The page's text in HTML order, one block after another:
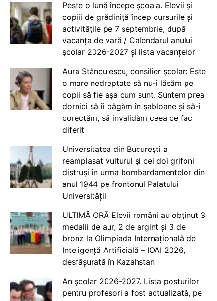
Peste o lună începe școala. Elevii și
copiii de grădiniță încep cursurile și
activitățile pe 7 septembrie, după
vacanța de vară / Calendarul anului
școlar 2026-2027 și lista vacanțelor
Aura Stănculescu, consilier școlar: Este
o mare nedreptate să nu-i lăsăm pe
copii să fie așa cum sunt. Suntem prea
dornici să îi băgăm în șabloane și să-i
corectăm, să invalidăm ceea ce fac
diferit
Universitatea din București a
reamplasat vulturul și cei doi grifoni
distruși în urma bombardamentelor din
anul 1944 pe frontonul Palatului
Universității
ULTIMĂ ORĂ Elevii români au obținut 3
medalii de aur, 2 de argint și 3 de
bronz la Olimpiada Internațională de
Inteligență Artificială – IOAI 2026,
desfășurată în Kazahstan
An școlar 2026-2027. Lista posturilor
pentru profesori a fost actualizată, pe